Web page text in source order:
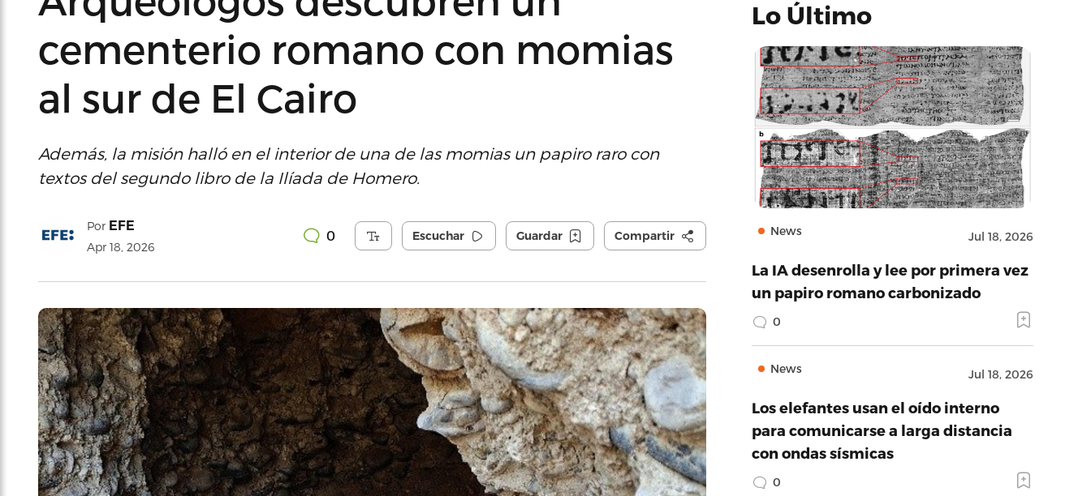
cementerio romano con momias
al sur de El Cairo
Además, la misión halló en el interior de una de las momias un papiro raro con
textos del segundo libro de la Ilíada de Homero.
Por EFE
Apr 18, 2026
0 Escuchar Guardar Compartir
Lo Último
News Jul 18, 2026
La IA desenrolla y lee por primera vez
un papiro romano carbonizado
0
News Jul 18, 2026
Los elefantes usan el oído interno
para comunicarse a larga distancia
con ondas sísmicas
0